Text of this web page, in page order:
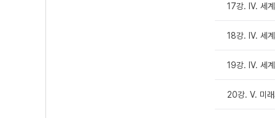
17강. Ⅳ. 세계
18강. Ⅳ. 세계
19강. Ⅳ. 세계
20강. Ⅴ. 미래